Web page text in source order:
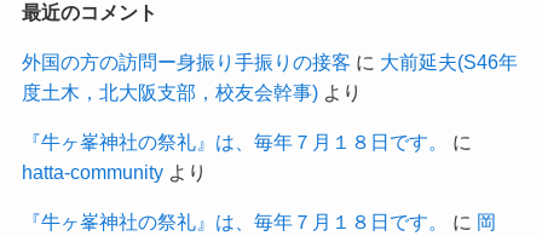
最近のコメント
外国の方の訪問ー身振り手振りの接客 に 大前延夫(S46年
度土木，北大阪支部，校友会幹事)より
『牛ヶ峯神社の祭礼』は、毎年７月１８日です。
に
hatta-communityより
『牛ヶ峯神社の祭礼』は、毎年７月１８日です。 に 岡